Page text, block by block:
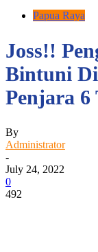
Papua Raya
Joss!!
Bintuni
Penjara 6
By
Administrator
-
July 24, 2022
0
492